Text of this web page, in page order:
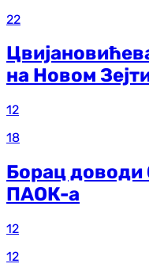
22
на Новом
12
18
Борац доводи
ПАОК-а
12
12